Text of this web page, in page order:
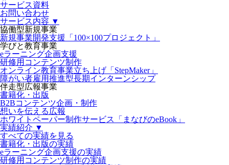
サービス資料
お問い合わせ
サービス内容 ▼
協働型新規事業
新規事業開発支援「100×100プロジェクト」
学びと教育事業
eラーニング企画支援
研修用コンテンツ制作
オンライン教育事業立ち上げ「StepMaker」
障がい者雇用推進型長期インターンシップ
伴走型広報事業
書籍化・出版
B2Bコンテンツ企画・制作
想いを伝える広報
ホワイトペーパー制作サービス「まなびのeBook」
実績紹介 ▼
すべての実績を見る
書籍化・出版の実績
eラーニング企画支援の実績
研修用コンテンツ制作の実績